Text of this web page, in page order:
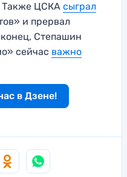
Также ЦСКА сыграл
и прервал
Степашин
сейчас важно
в Дзене!